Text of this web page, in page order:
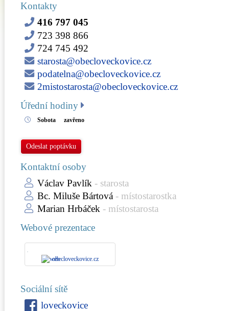
Kontakty
416 797 045
723 398 866
724 745 492
starosta@obecloveckovice.cz
podatelna@obecloveckovice.cz
2mistostarosta@obecloveckovice.cz
Úřední hodiny
Sobota zavřeno
Odeslat poptávku
Kontaktní osoby
Václav Pavlík - starosta
Bc. Miluše Bártová - místostarostka
Marian Hrbáček - místostarosta
Webové prezentace
obecloveckovice.cz
Sociální sítě
loveckovice